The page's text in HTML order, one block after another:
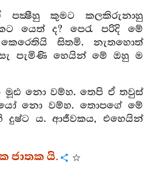
පක්‍ෂීහු කුමට කලකිරුනාහු
යෙත් ද? පෙරැ පරිදි මේ
සිතමි. නැතහොත්
පැමිණි හෙයින් මේ ඔහු ම
මූඪ නො වම්හ. තෙපි ඒ තවුස්
නො වම්හ. තොපගේ මේ
දුෂ්ට ය. ආජීවකය, එහෙයින්
ජාතක යි.